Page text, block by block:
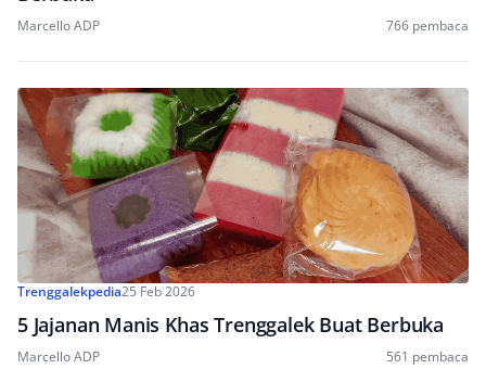
Marcello ADP 766 pembaca
Trenggalekpedia25 Feb 2026
5 Jajanan Manis Khas Trenggalek Buat Berbuka
Marcello ADP 561 pembaca